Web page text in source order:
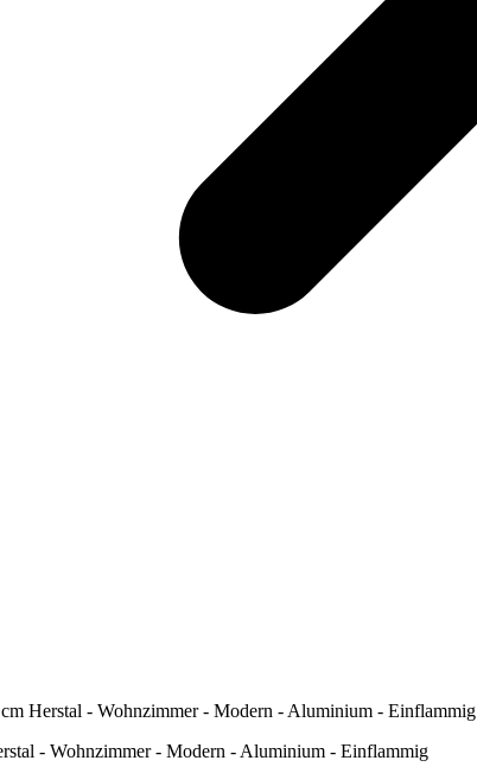
Herstal - Wohnzimmer - Modern - Aluminium - Einflammig
- Wohnzimmer - Modern - Aluminium - Einflammig